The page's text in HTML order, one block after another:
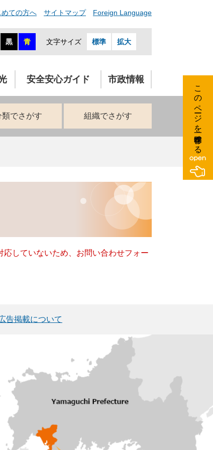
めての方へ サイトマップ Foreign Language
黒 青 文字サイズ 標準 拡大
安全安心ガイド 市政情報
類でさがす 組織でさがす
していないため、お問い合わせフォー
告掲載について
このページを一時保存する